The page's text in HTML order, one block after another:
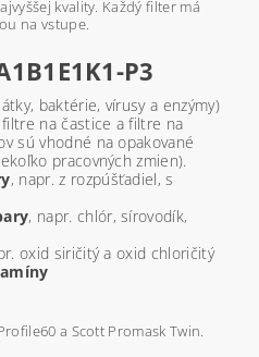
kvality. Každý filter má
na vstupe.
P3
baktérie, vírusy a enzýmy)
filtre na častice a filtre na
sú vhodné na opakované
pracovných zmien).
, napr. z rozpúšťadiel, s
, napr. chlór, sírovodík,
oxid siričitý a oxid chloričitý
a Scott Promask Twin.